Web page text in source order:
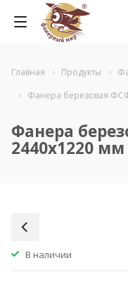
Главная Продукты
Фанера березовая
Фанера
2440x1220
В наличии